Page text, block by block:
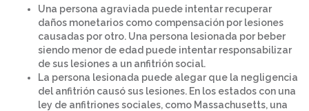
Una persona agraviada puede intentar recuperar
daños monetarios como compensación por lesiones
causadas por otro. Una persona lesionada por beber
siendo menor de edad puede intentar responsabilizar
de sus lesiones a un anfitrión social.
La persona lesionada puede alegar que la negligencia
del anfitrión causó sus lesiones. En los estados con una
ley de anfitriones sociales, como Massachusetts, una